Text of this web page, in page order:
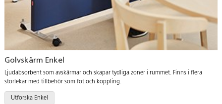
Golvskärm Enkel
Ljudabsorbent som avskärmar och skapar tydliga zoner i rummet. Finns i flera
storlekar med tillbehör som fot och koppling.
Utforska Enkel